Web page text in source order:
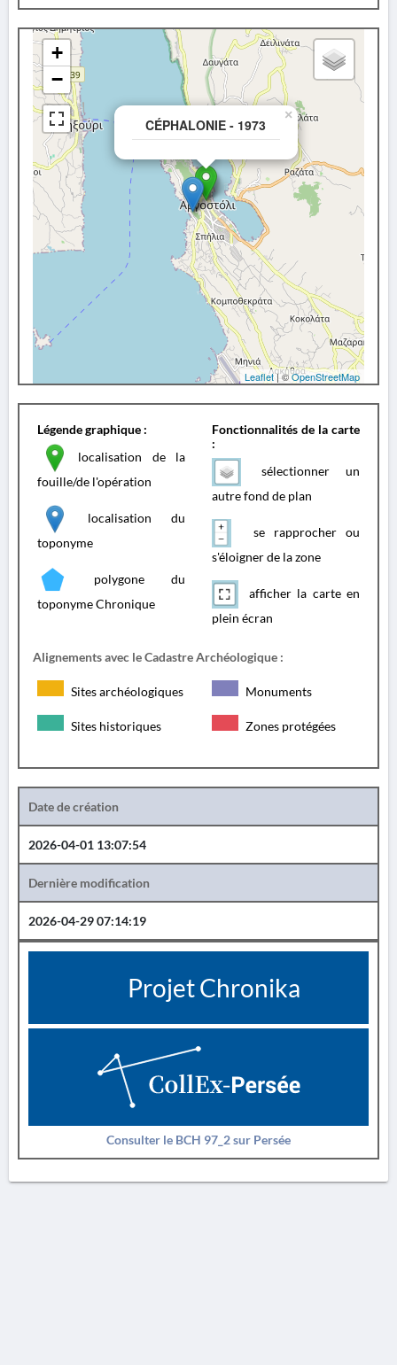
CÉPHALONIE - 1973
×
+
−
Leaflet| ©OpenStreetMap
Légende graphique :
localisation de la
fouille/de l'opération
localisation du
toponyme
polygone du
toponyme Chronique
Fonctionnalités de la carte
:
sélectionner un
autre fond de plan
se rapprocher ou
s'éloigner de la zone
afficher la carte en
plein écran
Alignements avec le Cadastre Archéologique :
Sites archéologiques Monuments
Sites historiques Zones protégées
Date de création
2026-04-01 13:07:54
Dernière modification
2026-04-29 07:14:19
Projet Chronika
Consulter le BCH 97_2 sur Persée